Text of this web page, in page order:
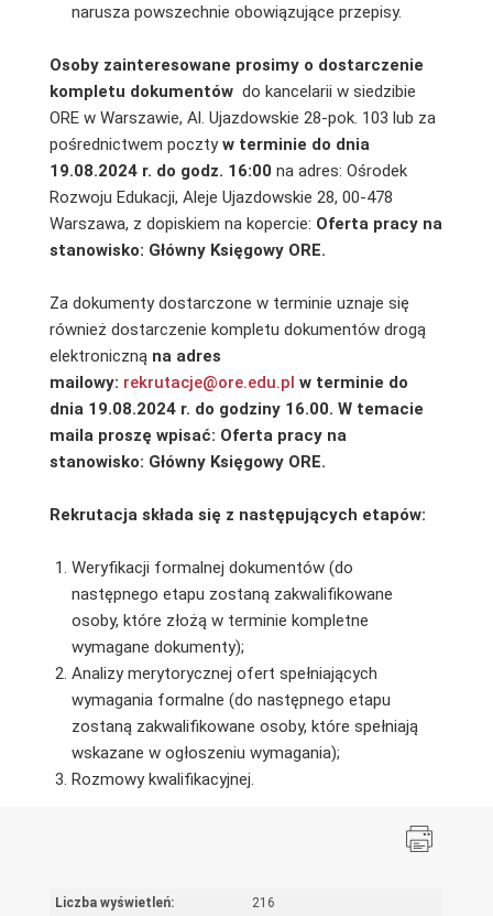
narusza powszechnie obowiązujące przepisy.
Osoby zainteresowane prosimy o dostarczenie
kompletu dokumentówdo kancelarii w siedzibie
ORE w Warszawie, Al. Ujazdowskie 28-pok. 103 lub za
pośrednictwem pocztyw terminie do dnia
19.08.2024 r. do godz. 16:00 na adres: Ośrodek
Rozwoju Edukacji, Aleje Ujazdowskie 28, 00-478
Warszawa, z dopiskiem na kopercie: Oferta pracy na
stanowisko: Główny Księgowy ORE.
Za dokumenty dostarczone w terminie uznaje się
również dostarczenie kompletu dokumentów drogą
elektroniczną na adres
mailowy: rekrutacje@ore.edu.pl w terminie do
dnia 19.08.2024 r. do godziny 16.00. W temacie
maila proszę wpisać: Oferta pracy na
stanowisko: Główny Księgowy ORE.
Rekrutacja składa się z następujących etapów:
Weryfikacji formalnej dokumentów (do
następnego etapu zostaną zakwalifikowane
osoby, które złożą w terminie kompletne
wymagane dokumenty);
Analizy merytorycznej ofert spełniających
wymagania formalne (do następnego etapu
zostaną zakwalifikowane osoby, które spełniają
wskazane w ogłoszeniu wymagania);
Rozmowy kwalifikacyjnej.
Liczba wyświetleń: 216